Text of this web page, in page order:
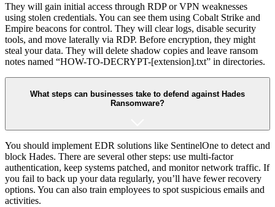
They will gain initial access through RDP or VPN weaknesses
using stolen credentials. You can see them using Cobalt Strike and
Empire beacons for control. They will clear logs, disable security
tools, and move laterally via RDP. Before encryption, they might
steal your data. They will delete shadow copies and leave ransom
notes named “HOW-TO-DECRYPT-[extension].txt” in directories.
What steps can businesses take to defend against Hades
Ransomware?
You should implement EDR solutions like SentinelOne to detect and
block Hades. There are several other steps: use multi-factor
authentication, keep systems patched, and monitor network traffic. If
you fail to back up your data regularly, you’ll have fewer recovery
options. You can also train employees to spot suspicious emails and
activities.